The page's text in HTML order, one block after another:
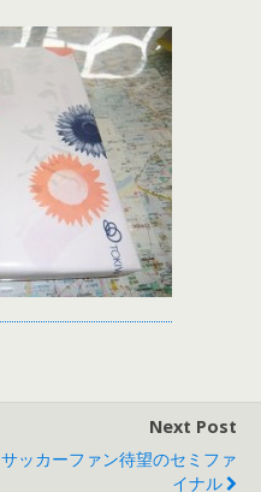
Next Post
サッカーファン待望のセミファ
イナル